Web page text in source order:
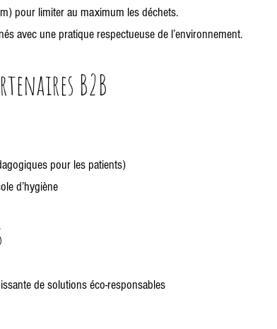
pour limiter au maximum les déchets.
avec une pratique respectueuse de l’environnement.
B2B
pour les patients)
d’hygiène
de solutions éco-responsables